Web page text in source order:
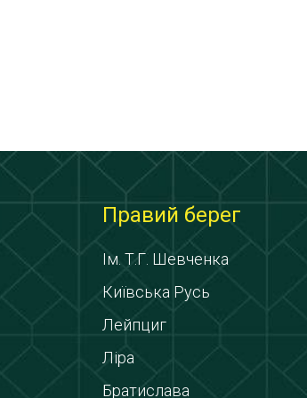
Правий берег
Ім. Т.Г. Шевченка
Київська Русь
Лейпциг
Ліра
Братислава